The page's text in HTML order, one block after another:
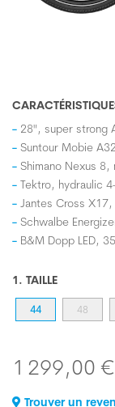
28", super strong
Suntour Mobie
Shimano Nexus 8,
Tektro, hydraulic
Jantes Cross
Schwalbe
B&M Dopp LED,
1. TAILLE
44 48
1 299,00 €
Trouver un